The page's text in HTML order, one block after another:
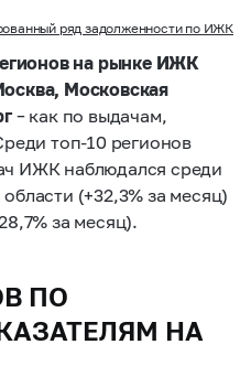
ряд задолженности по ИЖК
на рынке ИЖК
Московская
– как по выдачам,
топ-10 регионов
ИЖК наблюдался среди
(+32,3% за месяц)
за месяц).
ПО
НА